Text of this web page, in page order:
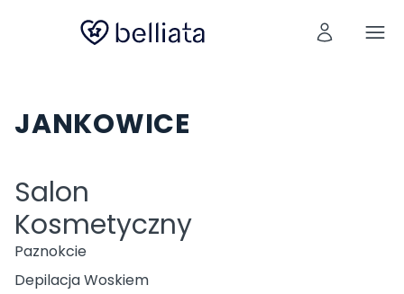
JANKOWICE
Salon
Kosmetyczny
Paznokcie
Depilacja Woskiem